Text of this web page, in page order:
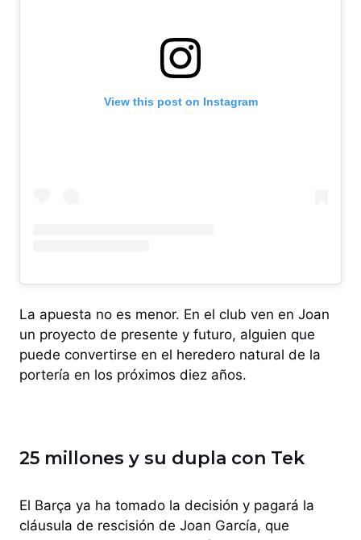
View this post on Instagram
La apuesta no es menor. En el club ven en Joan
un proyecto de presente y futuro, alguien que
puede convertirse en el heredero natural de la
portería en los próximos diez años.
25 millones y su dupla con Tek
El Barça ya ha tomado la decisión y pagará la
cláusula de rescisión de Joan García, que